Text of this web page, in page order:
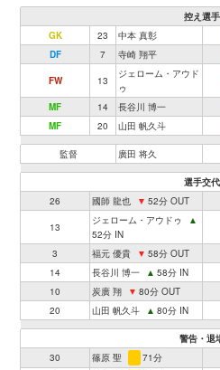
控え選手
GK
23 中本 真彰
DF
7 寺崎 翔平
FW 13
ジェローム・アウド
ゥ
MF 14 長谷川 博一
MF
20 山田 帆久斗
監督 廣田 将久
選手交代
26
國師 龍也 ▼ 52分 OUT
13
ジェローム・アウドゥ
▲
52分 IN
3 福元 優貴 ▼ 58分 OUT
14
長谷川 博一 ▲ 58分 IN
10
炭廣 翔 ▼ 80分 OUT
20
山田 帆久斗 ▲ 80分 IN
警告・退
30
篠原 聖 71分